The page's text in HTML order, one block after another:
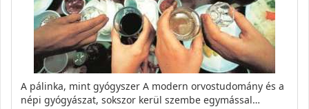
A pálinka, mint gyógyszer A modern orvostudomány és a
népi gyógyászat, sokszor kerül szembe egymással…